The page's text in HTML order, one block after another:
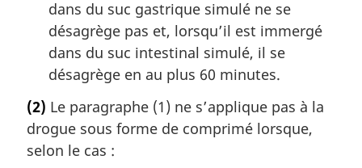
dans du suc gastrique simulé ne se
désagrège pas et, lorsqu’il est immergé
dans du suc intestinal simulé, il se
désagrège en au plus 60 minutes.
(2) Le paragraphe (1) ne s’applique pas à la
drogue sous forme de comprimé lorsque,
selon le cas :